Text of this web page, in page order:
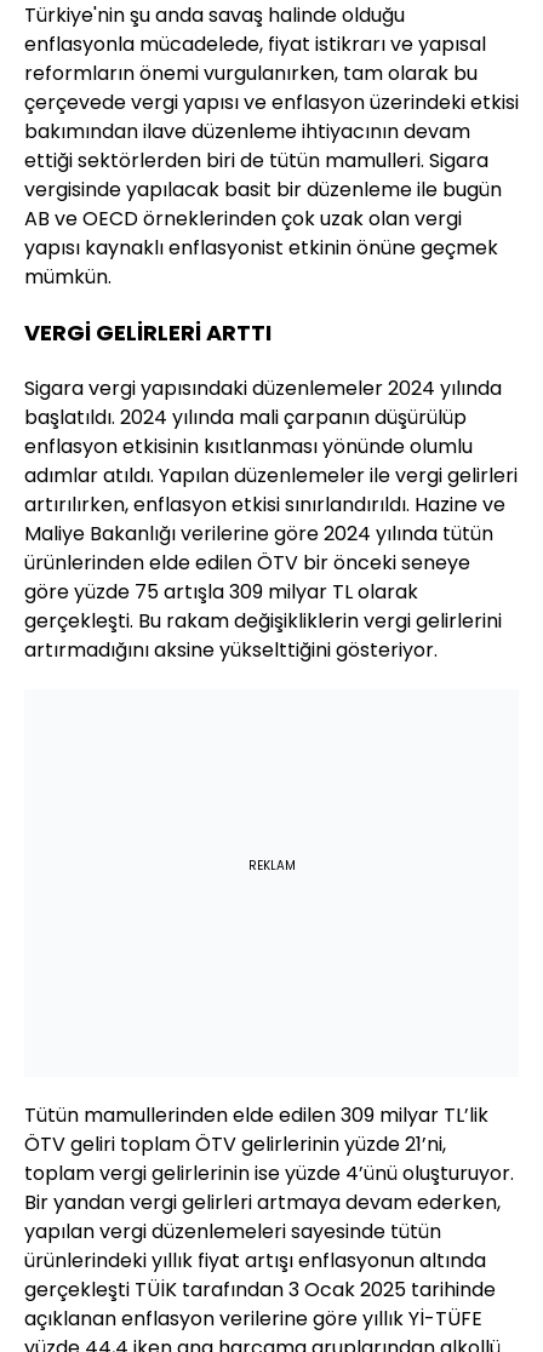
Türkiye'nin şu anda savaş halinde olduğu
enflasyonla mücadelede, fiyat istikrarı ve yapısal
reformların önemi vurgulanırken, tam olarak bu
çerçevede vergi yapısı ve enflasyon üzerindeki etkisi
bakımından ilave düzenleme ihtiyacının devam
ettiği sektörlerden biri de tütün mamulleri. Sigara
vergisinde yapılacak basit bir düzenleme ile bugün
AB ve OECD örneklerinden çok uzak olan vergi
yapısı kaynaklı enflasyonist etkinin önüne geçmek
mümkün.
VERGİ GELİRLERİ ARTTI
Sigara vergi yapısındaki düzenlemeler 2024 yılında
başlatıldı. 2024 yılında mali çarpanın düşürülüp
enflasyon etkisinin kısıtlanması yönünde olumlu
adımlar atıldı. Yapılan düzenlemeler ile vergi gelirleri
artırılırken, enflasyon etkisi sınırlandırıldı. Hazine ve
Maliye Bakanlığı verilerine göre 2024 yılında tütün
ürünlerinden elde edilen ÖTV bir önceki seneye
göre yüzde 75 artışla 309 milyar TL olarak
gerçekleşti. Bu rakam değişikliklerin vergi gelirlerini
artırmadığını aksine yükselttiğini gösteriyor.
REKLAM
Tütün mamullerinden elde edilen 309 milyar TL’lik
ÖTV geliri toplam ÖTV gelirlerinin yüzde 21’ni,
toplam vergi gelirlerinin ise yüzde 4’ünü oluşturuyor.
Bir yandan vergi gelirleri artmaya devam ederken,
yapılan vergi düzenlemeleri sayesinde tütün
ürünlerindeki yıllık fiyat artışı enflasyonun altında
gerçekleşti TÜİK tarafından 3 Ocak 2025 tarihinde
açıklanan enflasyon verilerine göre yıllık Yİ-TÜFE